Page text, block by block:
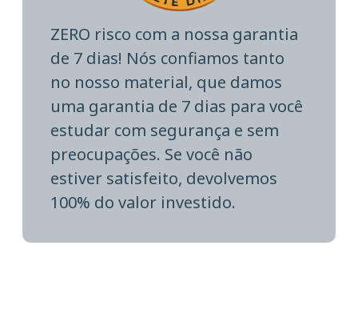
ZERO risco com a nossa garantia
de 7 dias! Nós confiamos tanto
no nosso material, que damos
uma garantia de 7 dias para você
estudar com segurança e sem
preocupações. Se você não
estiver satisfeito, devolvemos
100% do valor investido.